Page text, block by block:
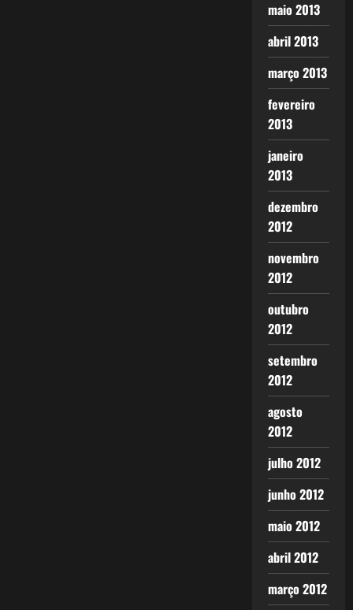
maio 2013
abril 2013
março 2013
fevereiro
2013
janeiro
2013
dezembro
2012
novembro
2012
outubro
2012
setembro
2012
agosto
2012
julho 2012
junho 2012
maio 2012
abril 2012
março 2012